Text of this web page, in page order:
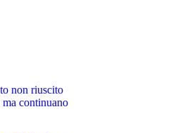
non riuscito
continuano